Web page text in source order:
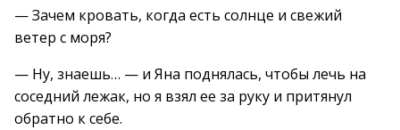
— Зачем кровать, когда есть солнце и свежий
ветер с моря?
— Ну, знаешь… — и Яна поднялась, чтобы лечь на
соседний лежак, но я взял ее за руку и притянул
обратно к себе.